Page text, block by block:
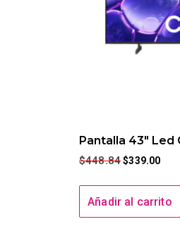
Pantalla 43″ Led
$448.84 $339.00
Añadir al carrito